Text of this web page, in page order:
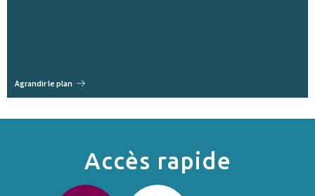
Agrandir le plan
Accès rapide